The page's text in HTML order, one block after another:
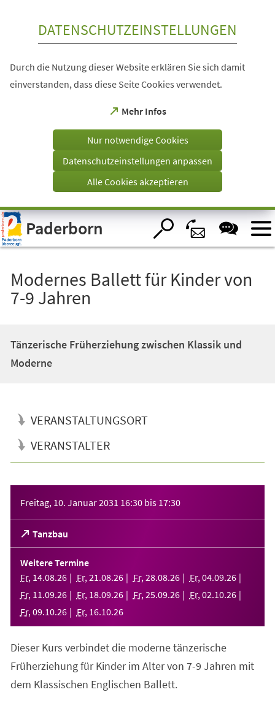
Visuelle
Assistenzsoftware
öffnen.
DATENSCHUTZEINSTELLUNGEN
Durch die Nutzung dieser Website erklären Sie sich damit
einverstanden, dass diese Seite Cookies verwendet.
Mehr Infos
(Öffnet
einem
Tab)
Nur notwendige Cookies
Datenschutzeinstellungen anpassen
Alle Cookies akzeptieren
Paderborn
Modernes Ballett für Kinder von
7-9 Jahren
Tänzerische Früherziehung zwischen Klassik und
Moderne
VERANSTALTUNGSORT
VERANSTALTER
Freitag, 10. Januar 2031 16:30 bis 17:30
Tanzbau
(Öffnet
in
einem
neuen
Tab)
Weitere Termine
Fr, 14.08.26 Fr, 21 .08.26 Fr, 28.08.26 Fr, 04.09.26
Fr, 11 .09.26 Fr, 18.09.26 Fr, 25.09.26 Fr, 02.10.26
Fr, 09.10.26 Fr, 16.10.26
Dieser Kurs verbindet die moderne tänzerische
Früherziehung für Kinder im Alter von 7-9 Jahren mit
dem Klassischen Englischen Ballett.